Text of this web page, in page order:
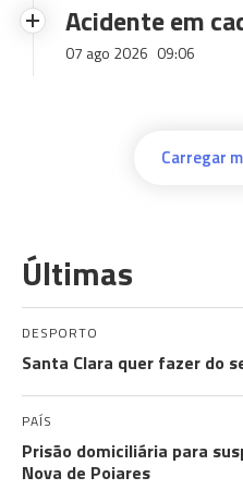
Acidente em
07 ago 2026 09:06
Carregar
Últimas
DESPORTO
Santa Clara quer fazer do
PAÍS
Prisão domiciliária para
Nova de Poiares